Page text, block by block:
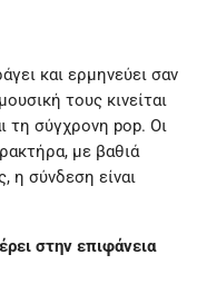
και ερμηνεύει σαν
τους κινείται
τη σύγχρονη pop. Οι
με βαθιά
η σύνδεση είναι
στην επιφάνεια